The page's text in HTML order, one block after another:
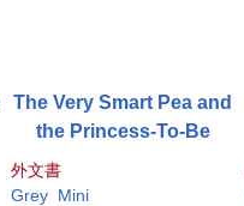
The Very Smart Pea and
the Princess-To-Be
外文書
Grey Mini